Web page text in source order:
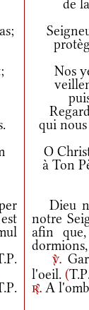
de
Nos
qui
O
à Ton
Dieu
notre
afin
v.
l'oeil.(
r. A